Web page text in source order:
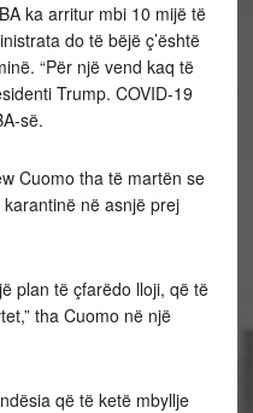
ka arritur mbi 10 mijë të
do të bëjë ç’është
“Për një vend kaq të
Trump. COVID-19
së.
Cuomo tha të martën se
në asnjë prej
plan të çfarëdo lloji, që të
tha Cuomo në një
që të ketë mbyllje